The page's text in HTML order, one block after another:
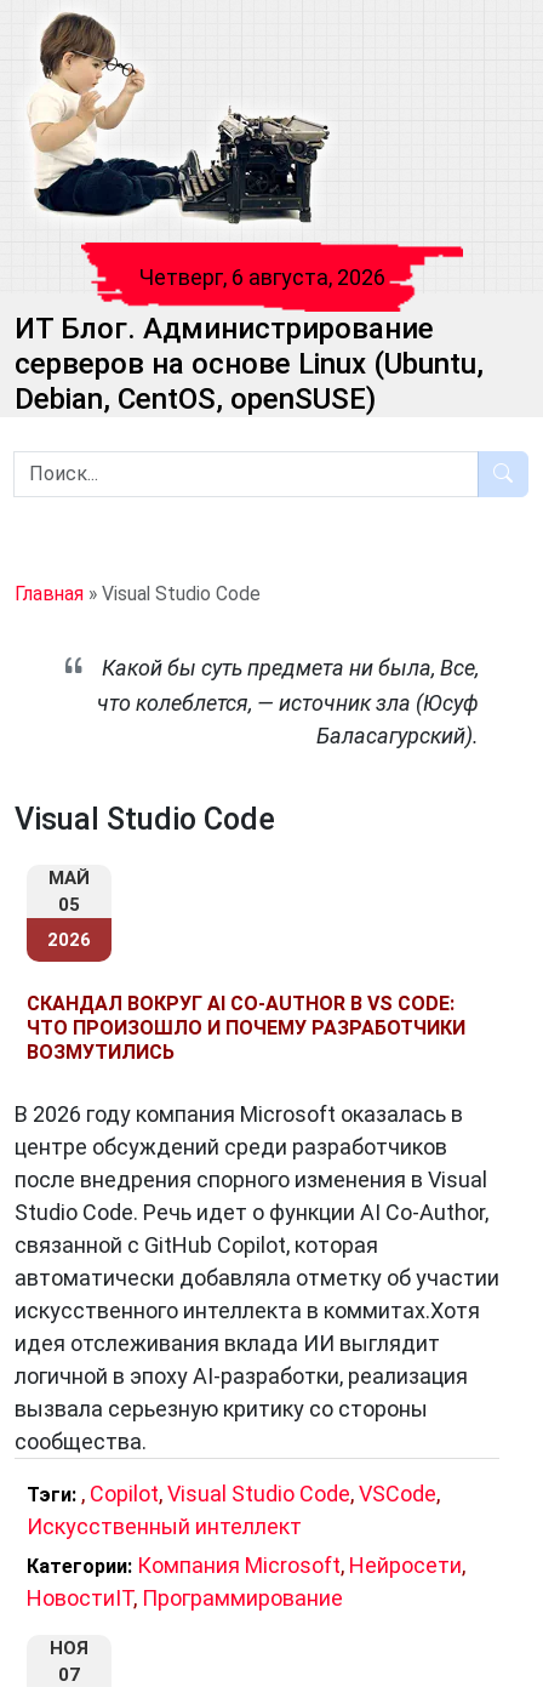
Четверг, 6 августа, 2026
ИТ Блог. Администрирование
серверов на основе Linux (Ubuntu,
Debian, CentOS, openSUSE)
Главная » Visual Studio Code
Какой бы суть предмета ни была, Все,
что колеблется, — источник зла (Юсуф
Баласагурский).
Visual Studio Code
МАЙ
05
2026
СКАНДАЛ ВОКРУГ AI CO-AUTHOR В VS CODE:
ЧТО ПРОИЗОШЛО И ПОЧЕМУ РАЗРАБОТЧИКИ
ВОЗМУТИЛИСЬ
В 2026 году компания Microsoft оказалась в
центре обсуждений среди разработчиков
после внедрения спорного изменения в Visual
Studio Code. Речь идет о функции AI Co-Author,
связанной с GitHub Copilot, которая
автоматически добавляла отметку об участии
искусственного интеллекта в коммитах.Хотя
идея отслеживания вклада ИИ выглядит
логичной в эпоху AI-разработки, реализация
вызвала серьезную критику со стороны
сообщества.
Тэги: , Copilot,Visual Studio Code,VSCode,
Искусственный интеллект
Категории: Компания Microsoft, Нейросети,
НовостиIT, Программирование
НОЯ
07